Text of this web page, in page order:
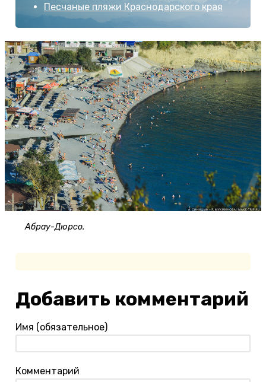
Песчаные пляжи Краснодарского края
Абрау-Дюрсо.
Добавить комментарий
Имя (обязательное)
Комментарий